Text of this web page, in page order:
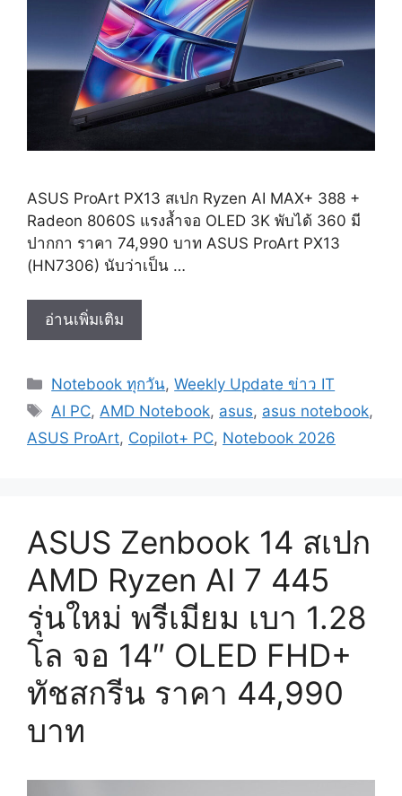
ASUS ProArt PX13 สเปก Ryzen AI MAX+ 388 +
Radeon 8060S แรงล้ำจอ OLED 3K พับได้ 360 มี
ปากกา ราคา 74,990 บาท ASUS ProArt PX13
(HN7306) นับว่าเป็น …
อ่านเพิ่มเติม
ProArt
สเปก
Ryzen
AI
8060S
แรง
ล้ำ
จอ
OLED
3K
ได้
Categories
Notebook ทุกวัน,Weekly Update ข่าว IT
Tags
AI PC,AMD Notebook, asus, asus notebook,
ASUS ProArt, Copilot+ PC, Notebook 2026
ASUS Zenbook 14 สเปก
AMD Ryzen AI 7 445
รุ่นใหม่ พรีเมียม เบา 1.28
โล จอ 14″ OLED FHD+
ทัชสกรีน ราคา 44,990
บาท